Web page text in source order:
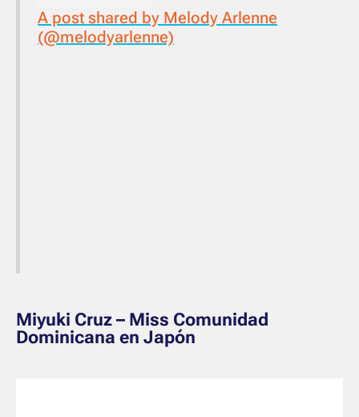
A post shared by Melody Arlenne
(@melodyarlenne)
Miyuki Cruz – Miss Comunidad
Dominicana en Japón